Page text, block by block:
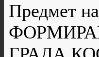
Предмет